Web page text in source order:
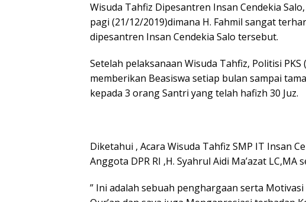
Wisuda Tahfiz Dipesantren Insan Cendekia
pagi (21/12/2019)dimana H. Fahmil sangat
dipesantren Insan Cendekia Salo tersebut.
Setelah pelaksanaan Wisuda Tahfiz, Politisi
memberikan Beasiswa setiap bulan sampai
kepada 3 orang Santri yang telah hafizh 30 Juz.
Diketahui , Acara Wisuda Tahfiz SMP IT Insan
Anggota DPR RI ,H. Syahrul Aidi Ma’azat
” Ini adalah sebuah penghargaan serta